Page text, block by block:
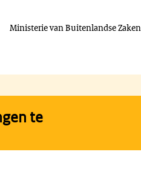
Ministerie van Buitenlandse Zaken
te